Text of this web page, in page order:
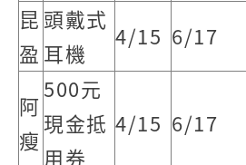
昆
盈
頭戴式
耳機
4/15 6/17
阿
瘦
500元
現金抵
用券
4/15 6/17